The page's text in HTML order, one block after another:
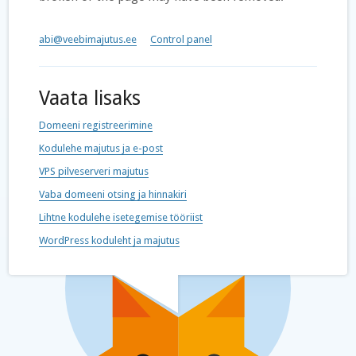
abi@veebimajutus.ee Control panel
Vaata lisaks
Domeeni registreerimine
Kodulehe majutus ja e-post
VPS pilveserveri majutus
Vaba domeeni otsing ja hinnakiri
Lihtne kodulehe isetegemise tööriist
WordPress koduleht ja majutus